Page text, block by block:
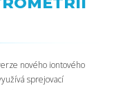
nového iontového
sprejovací